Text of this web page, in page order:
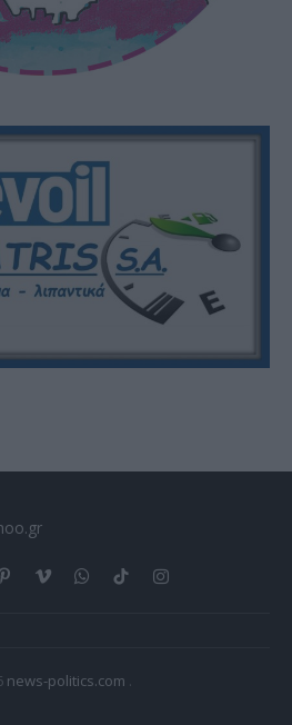
PinterestVimeoWhatsApp
TikTokInstagram
news-politics.com .